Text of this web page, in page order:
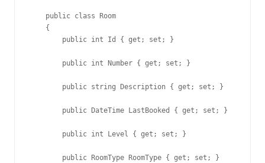
    public class Room
    {
        public int Id { get; set; }
        public int Number { get; set; }
        public string Description { get; set; }
        public DateTime LastBooked { get; set; }
        public int Level { get; set; }
        public RoomType RoomType { get; set; }